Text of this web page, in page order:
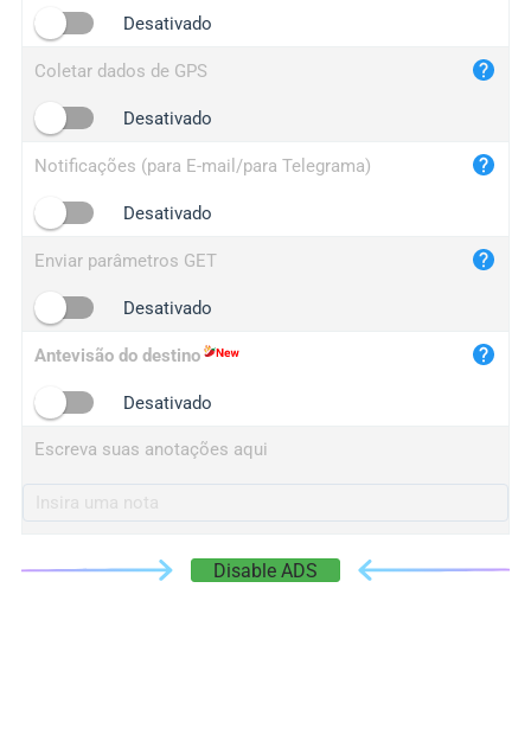
iplogger.infoDesativado
Coletar dados de GPS
Desativado
Notificações (para E-mail/para Telegrama)
Desativado
Enviar parâmetros GET
Desativado
Antevisão do destino
Desativado
Escreva suas anotações aqui
Disable ADS